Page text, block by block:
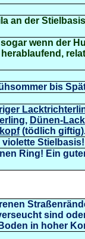
an der
wenn der
bis
Dünen-
(tödlich
Stielbasis!
Ring! Ein
sind
in hoher